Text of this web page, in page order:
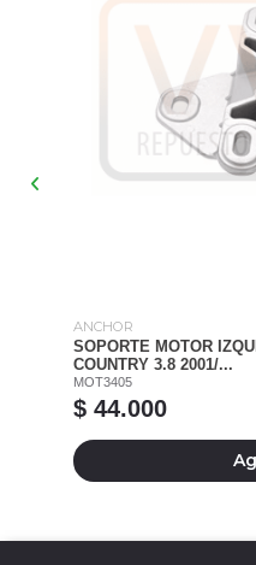
ANCHOR
SOPORTE MOTOR
COUNTRY 3.8 2001/...
MOT3405
$ 44.000